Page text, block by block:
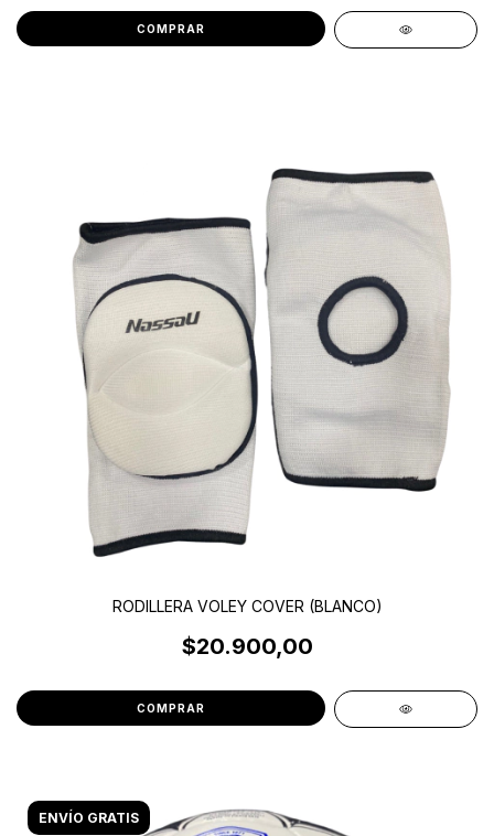
COMPRAR
RODILLERA VOLEY COVER (BLANCO)
$20.900,00
COMPRAR
ENVÍO GRATIS